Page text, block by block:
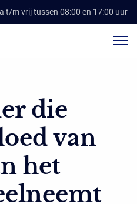
t/m vrij tussen 08:00 en 17:00 uur
die
van
het